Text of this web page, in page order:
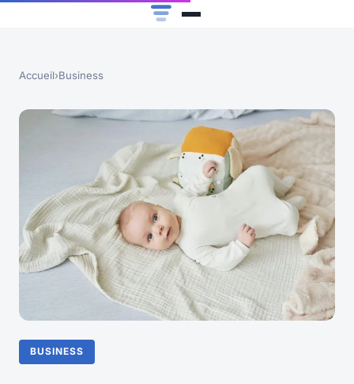
Accueil›Business
BUSINESS